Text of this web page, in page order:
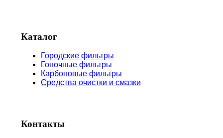
Каталог
Городские фильтры
Гоночные фильтры
Карбоновые фильтры
Средства очистки и смазки
Контакты